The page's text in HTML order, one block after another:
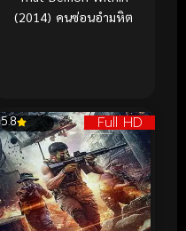
(2014) คนซ่อนอำมหิต
Full HD
5.8